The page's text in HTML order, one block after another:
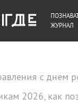
с днем
2026, как
ЖУРНАЛ